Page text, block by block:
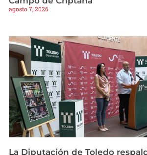
agosto 7, 2026
La Diputación de Toledo